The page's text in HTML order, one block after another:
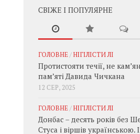
СВІЖЕ І ПОПУЛЯРНЕ
ГОЛОВНЕ/НІГІЛІСТИ ЛІ
Протистояти течії, не
пам’яті Давида Чичкана
12 СЕР, 2025
ГОЛОВНЕ/НІГІЛІСТИ ЛІ
Донбас – десять років без
Стуса і віршів українською.